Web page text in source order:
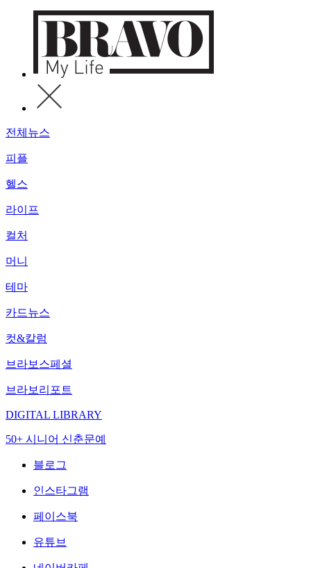
전체뉴스
피플
헬스
라이프
컬처
머니
테마
카드뉴스
컷&칼럼
브라보스페셜
브라보리포트
DIGITAL LIBRARY
50+ 시니어 신춘문예
블로그
인스타그램
페이스북
유튜브